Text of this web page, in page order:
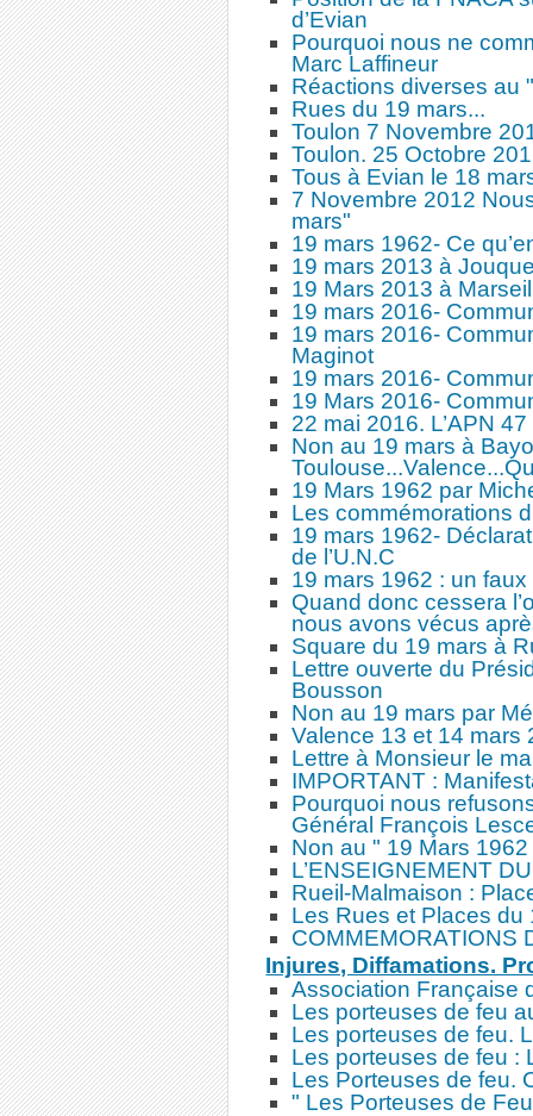
d’Evian
Pourquoi nous ne
Marc Laffineur
Réactions diverses au
Rues du 19 mars...
Toulon 7 Novembre
Toulon. 25 Octobre
Tous à Evian le 18
7 Novembre 2012
mars"
19 mars 1962- Ce
19 mars 2013 à
19 Mars 2013 à
19 mars 2016-
19 mars 2016-
Maginot
19 mars 2016-
19 Mars 2016-
22 mai 2016. L’APN
Non au 19 mars à
19 Mars 1962 par
Les commémorations
19 mars 1962-
de l’U.N.C
19 mars 1962 : un
Quand donc cessera
nous avons vécus
Square du 19 mars à
Lettre ouverte du
Bousson
Non au 19 mars par
Valence 13 et 14 mars
Lettre à Monsieur le
IMPORTANT :
Pourquoi nous
Général François
Non au " 19 Mars 1962
L’ENSEIGNEMENT
Rueil-Malmaison :
Les Rues et Places du
COMMEMORATIONS
Injures, Diffamations.
Association Française
Les porteuses de feu
Les porteuses de feu.
Les porteuses de feu :
Les Porteuses de feu.
" Les Porteuses de